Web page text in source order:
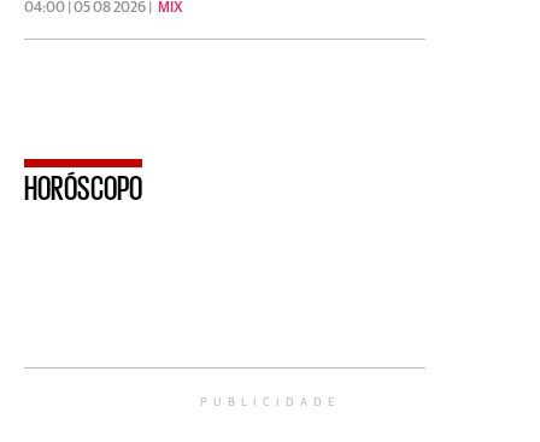
04:00 | 05 08 2026 | MIX
HORÓSCOPO
PUBLICIDADE